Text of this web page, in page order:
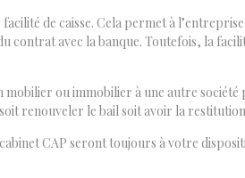
de caisse. Cela permet à
avec la banque. Toutefois, la
ou immobilier à une autre société
renouveler le bail soit avoir la
CAP seront toujours à votre